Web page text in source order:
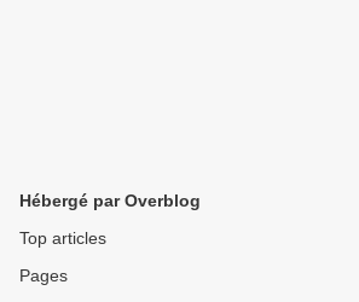
Hébergé par Overblog
Top articles
Pages